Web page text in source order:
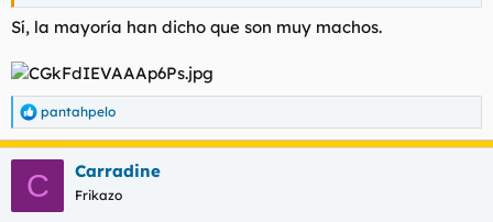
Sí, la mayoría han dicho que son muy machos.
R
e
pantahpelo
C Carradine
Frikazo